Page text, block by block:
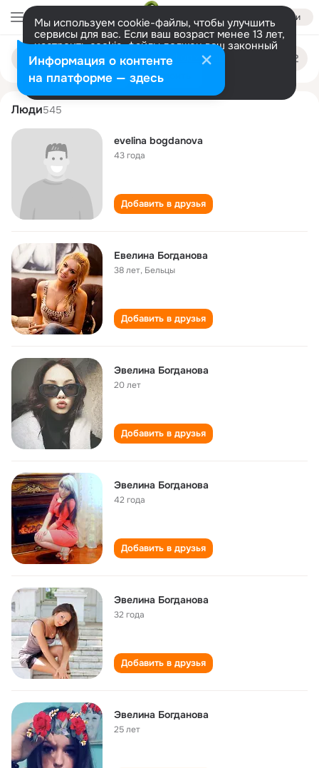
Войти
Мы используем cookie-файлы, чтобы улучшить
сервисы для вас. Если ваш возраст менее 13 лет,
настроить cookie-файлы должен ваш законный
представитель. Больше информации
Разрешить все Настроить
Поиск
людям
evelina bogdanova
Люди545
evelina bogdanova
43 года
Добавить в друзья
Евелина Богданова
38 лет, Бельцы
Добавить в друзья
Эвелина Богданова
20 лет
Добавить в друзья
Эвелина Богданова
42 года
Добавить в друзья
Эвелина Богданова
32 года
Добавить в друзья
Эвелина Богданова
25 лет
Информация о контенте
на платформе — здесь